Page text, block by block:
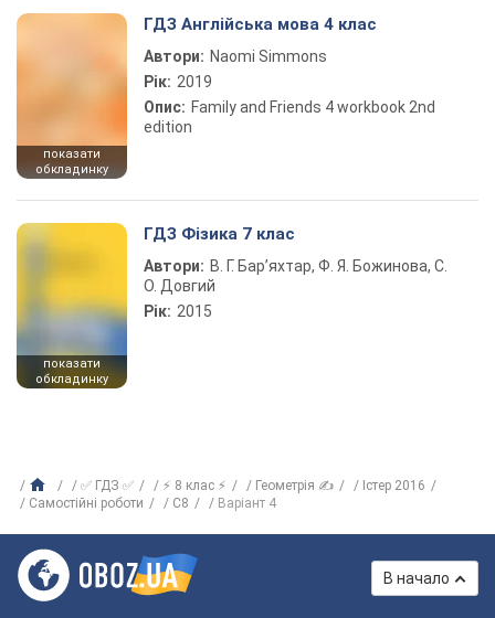
показати
обкладинку
ГДЗ Англійська мова 4 клас
Автори: Naomi Simmons
Рік: 2019
Опис: Family and Friends 4 workbook 2nd
edition
показати
обкладинку
ГДЗ Фізика 7 клас
Автори: В. Г. Бар’яхтар, Ф. Я. Божинова, С.
О. Довгий
Рік: 2015
✅ ГДЗ ✅ ⚡ 8 клас ⚡ Геометрія ✍
Істер 2016
Самостійні роботи
С8 Варіант 4
В начало